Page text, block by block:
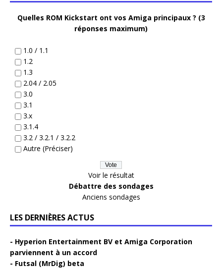
Quelles ROM Kickstart ont vos Amiga principaux ? (3
réponses maximum)
1.0 / 1.1
1.2
1.3
2.04 / 2.05
3.0
3.1
3.x
3.1.4
3.2 / 3.2.1 / 3.2.2
Autre (Préciser)
Voir le résultat
Débattre des sondages
Anciens sondages
LES DERNIÈRES ACTUS
Hyperion Entertainment BV et Amiga Corporation
parviennent à un accord
Futsal (MrDig) beta